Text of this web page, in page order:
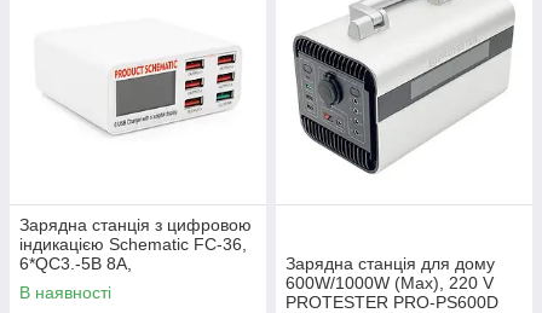
Зарядна станція з цифровою
індикацією Schematic FC-36,
6*QC3.-5В 8А,
220V/40W.155*115*55mm
В наявності
Зарядна станція для дому
600W/1000W (Max), 220 V
PROTESTER PRO-PS600D